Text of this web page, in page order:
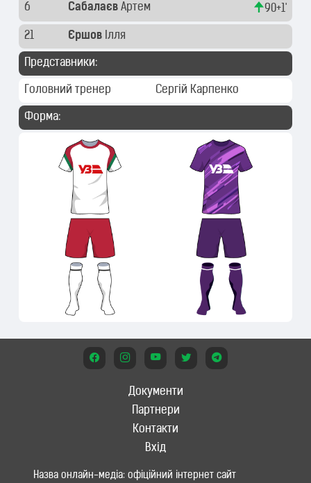
6 Сабалаєв Артем 90+1'
21 Єршов Ілля
Представники:
Головний тренер Сергій Карпенко
Форма:
Документи
Партнери
Контакти
Вхід
Назва онлайн-медіа: офіційний інтернет сайт